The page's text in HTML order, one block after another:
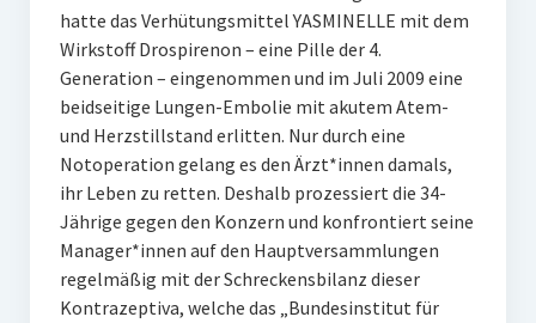
hatte das Verhütungsmittel YASMINELLE mit dem
Wirkstoff Drospirenon – eine Pille der 4.
Generation – eingenommen und im Juli 2009 eine
beidseitige Lungen-Embolie mit akutem Atem-
und Herzstillstand erlitten. Nur durch eine
Notoperation gelang es den Ärzt*innen damals,
ihr Leben zu retten. Deshalb prozessiert die 34-
Jährige gegen den Konzern und konfrontiert seine
Manager*innen auf den Hauptversammlungen
regelmäßig mit der Schreckensbilanz dieser
Kontrazeptiva, welche das „Bundesinstitut für